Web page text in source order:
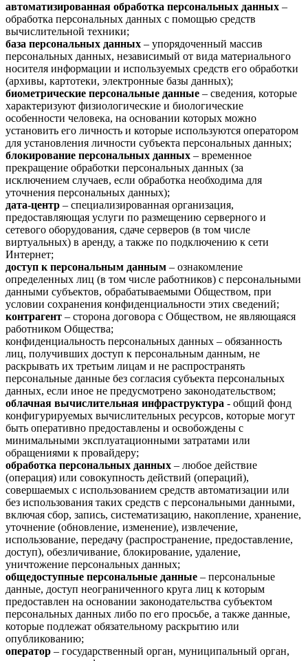
автоматизированная обработка персональных данных –
обработка персональных данных с помощью средств
вычислительной техники;
база персональных данных – упорядоченный массив
персональных данных, независимый от вида материального
носителя информации и используемых средств его обработки
(архивы, картотеки, электронные базы данных);
биометрические персональные данные – сведения, которые
характеризуют физиологические и биологические
особенности человека, на основании которых можно
установить его личность и которые используются оператором
для установления личности субъекта персональных данных;
блокирование персональных данных – временное
прекращение обработки персональных данных (за
исключением случаев, если обработка необходима для
уточнения персональных данных);
дата-центр – специализированная организация,
предоставляющая услуги по размещению серверного и
сетевого оборудования, сдаче серверов (в том числе
виртуальных) в аренду, а также по подключению к сети
Интернет;
доступ к персональным данным – ознакомление
определенных лиц (в том числе работников) с персональными
данными субъектов, обрабатываемыми Обществом, при
условии сохранения конфиденциальности этих сведений;
контрагент – сторона договора с Обществом, не являющаяся
работником Общества;
конфиденциальность персональных данных – обязанность
лиц, получивших доступ к персональным данным, не
раскрывать их третьим лицам и не распространять
персональные данные без согласия субъекта персональных
данных, если иное не предусмотрено законодательством;
облачная вычислительная инфраструктура - общий фонд
конфигурируемых вычислительных ресурсов, которые могут
быть оперативно предоставлены и освобождены с
минимальными эксплуатационными затратами или
обращениями к провайдеру;
обработка персональных данных – любое действие
(операция) или совокупность действий (операций),
совершаемых с использованием средств автоматизации или
без использования таких средств с персональными данными,
включая сбор, запись, систематизацию, накопление, хранение,
уточнение (обновление, изменение), извлечение,
использование, передачу (распространение, предоставление,
доступ), обезличивание, блокирование, удаление,
уничтожение персональных данных;
общедоступные персональные данные – персональные
данные, доступ неограниченного круга лиц к которым
предоставлен на основании законодательства субъектом
персональных данных либо по его просьбе, а также данные,
которые подлежат обязательному раскрытию или
опубликованию;
оператор – государственный орган, муниципальный орган,